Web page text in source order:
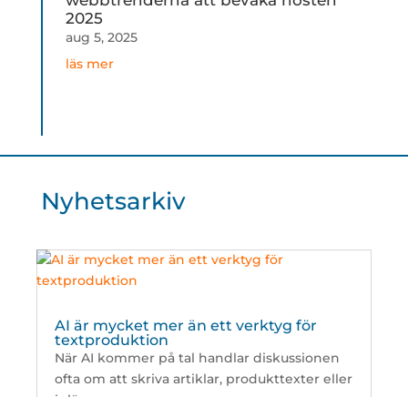
2025
aug 5, 2025
läs mer
Nyhetsarkiv
AI är mycket mer än ett verktyg för
textproduktion
När AI kommer på tal handlar diskussionen
ofta om att skriva artiklar, produkttexter eller